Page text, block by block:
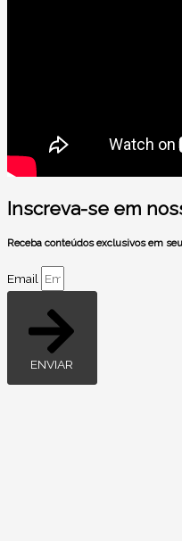
Inscreva-se em
Receba conteúdos exclusivos em
Email
ENVIAR